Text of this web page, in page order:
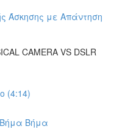
Άσκησης με Απάντηση
CAMERA VS DSLR
(4:14)
Βήμα